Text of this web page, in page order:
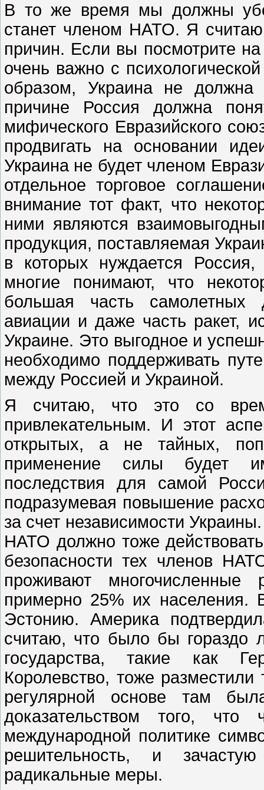
В то же время мы должны
станет членом НАТО. Я
причин. Если вы посмотрите
очень важно с
образом, Украина не
причине Россия должна
мифического Евразийского
продвигать на основании
Украина не будет членом
отдельное торговое
внимание тот факт, что
ними являются
продукция, поставляемая
в которых нуждается
многие понимают, что
большая часть самолетных
авиации и даже часть ракет,
Украине. Это выгодное и
необходимо поддерживать
между Россией и Украиной.
Я считаю, что это со
привлекательным. И этот
открытых, а не тайных,
применение силы будет
последствия для самой
подразумевая повышение
за счет независимости
НАТО должно тоже
безопасности тех членов
проживают многочисленные
примерно 25% их
Эстонию. Америка
считаю, что было бы гораздо
государства, такие как
Королевство, тоже
регулярной основе там
доказательством того,
международной политике
решительность, и
радикальные меры.